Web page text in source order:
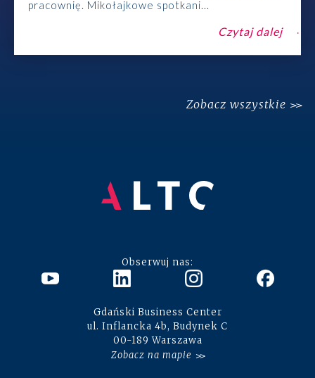
pracownię. Mikołajkowe spotkani...
Czytaj dalej
Zobacz wszystkie
Obserwuj nas:
Gdański Business Center
ul. Inflancka 4b, Budynek C
00-189 Warszawa
Zobacz na mapie